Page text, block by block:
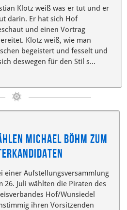
Klotz weiß was er tut und er
darin. Er hat sich Hof
und einen Vortrag
Klotz weiß, wie man
begeistert und fesselt und
deswegen für den Stil s...
Michael Böhm zum
einer Aufstellungsversammlung
26. Juli wählten die Piraten des
Hof/Wunsiedel
ihren Vorsitzenden